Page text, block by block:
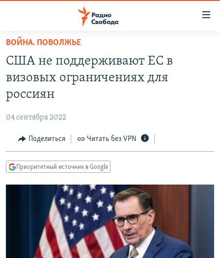
упрощенного
доступа
основному
Вернутся
Вернутся
АВТОРСКИЕ ПРОЕКТЫ
МНЕНИЯ
КУЛЬТУРА
КАВКАЗ.РЕАЛИИ
СЕВЕР.РЕАЛИИ
СИБИРЬ.РЕАЛИИ
РАСПИСАНИЕ ВЕЩАНИЯ
ПОДПИШИТЕСЬ НА РАССЫЛКУ
ВОЙНА. ПОВОЛЖЬЕ
США не поддерживают ЕС в
визовых ограничениях для
россиян
04 сентября 2022
Поделиться Читать без VPN
Приоритетный источник в Google